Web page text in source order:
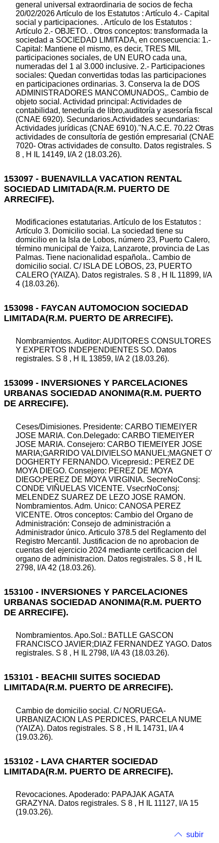
general universal extraordinaria de socios de fecha
20/02/2026 Artículo de los Estatutos : Artículo 4.- Capital
social y participaciones. . Artículo de los Estatutos :
Artículo 2.- OBJETO. . Otros conceptos: transformada la
sociedad a SOCIEDAD LIMITADA, en consecuencia: 1.-
Capital: Mantiene el mismo, es decir, TRES MIL
participaciones sociales, de UN EURO cada una,
numeradas del 1 al 3.000 inclusive. 2.- Participaciones
sociales: Quedan convertidas todas las participaciones
en participaciones ordinarias. 3. Conserva la de DOS
ADMINISTRADORES MANCOMUNADOS,. Cambio de
objeto social. Actividad principal: Actividades de
contabilidad, teneduría de libro,auditoría y asesoría fiscal
(CNAE 6920). Secundarios.Actividades secundarias:
Actividades jurídicas (CNAE 6910)."N.A.C.E. 70.22 Otras
actividades de consultoría de gestión empresarial (CNAE
7020- Otras actividades de consulto. Datos registrales. S
8 , H IL 14149, I/A 2 (18.03.26).
153097 - BUENAVILLA VACATION RENTAL
SOCIEDAD LIMITADA(R.M. PUERTO DE
ARRECIFE).
Modificaciones estatutarias. Artículo de los Estatutos :
Artículo 3. Domicilio social. La sociedad tiene su
domicilio en la Isla de Lobos, número 23, Puerto Calero,
término municipal de Yaiza, Lanzarote, provincia de Las
Palmas. Tiene nacionalidad española.. Cambio de
domicilio social. C/ ISLA DE LOBOS, 23, PUERTO
CALERO (YAIZA). Datos registrales. S 8 , H IL 11899, I/A
4 (18.03.26).
153098 - FAYCAN AUTOMOCION SOCIEDAD
LIMITADA(R.M. PUERTO DE ARRECIFE).
Nombramientos. Auditor: AUDITORES CONSULTORES
Y EXPERTOS INDEPENDIENTES SO. Datos
registrales. S 8 , H IL 13859, I/A 2 (18.03.26).
153099 - INVERSIONES Y PARCELACIONES
URBANAS SOCIEDAD ANONIMA(R.M. PUERTO
DE ARRECIFE).
Ceses/Dimisiones. Presidente: CARBO TIEMEIYER
JOSE MARIA. Con.Delegado: CARBO TIEMEIYER
JOSE MARIA. Consejero: CARBO TIEMEIYER JOSE
MARIA;GARRIDO VALDIVIELSO MANUEL;MAGNET O'
DOGHERTY FERNANDO. Vicepresid.: PEREZ DE
MOYA DIEGO. Consejero: PEREZ DE MOYA
DIEGO;PEREZ DE MOYA VIRGINIA. SecreNoConsj:
CONDE VIÑUELAS VICENTE. VsecrNoConsj:
MELENDEZ SUAREZ DE LEZO JOSE RAMON.
Nombramientos. Adm. Unico: CANOSA PEREZ
VICENTE. Otros conceptos: Cambio del Organo de
Administración: Consejo de administración a
Administrador único. Articulo 378.5 del Reglamento del
Registro Mercantil. Justificacion de no aprobacion de
cuentas del ejercicio 2024 mediante certificacion del
organo de administracion. Datos registrales. S 8 , H IL
2798, I/A 42 (18.03.26).
153100 - INVERSIONES Y PARCELACIONES
URBANAS SOCIEDAD ANONIMA(R.M. PUERTO
DE ARRECIFE).
Nombramientos. Apo.Sol.: BATLLE GASCON
FRANCISCO JAVIER;DIAZ FERNANDEZ YAGO. Datos
registrales. S 8 , H IL 2798, I/A 43 (18.03.26).
153101 - BEACHII SUITES SOCIEDAD
LIMITADA(R.M. PUERTO DE ARRECIFE).
Cambio de domicilio social. C/ NORUEGA-
URBANIZACION LAS PERDICES, PARCELA NUME
(YAIZA). Datos registrales. S 8 , H IL 14731, I/A 4
(19.03.26).
153102 - LAVA CHARTER SOCIEDAD
LIMITADA(R.M. PUERTO DE ARRECIFE).
Revocaciones. Apoderado: PAPAJAK AGATA
GRAZYNA. Datos registrales. S 8 , H IL 11127, I/A 15
(19.03.26).
subir